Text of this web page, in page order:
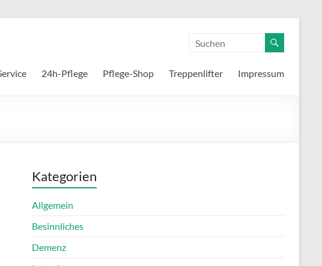
24h-Pflege Pflege-Shop Treppenlifter Impressum
Kategorien
Allgemein
Besinnliches
Demenz